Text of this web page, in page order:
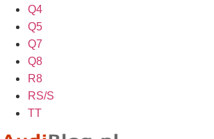
Q4
Q5
Q7
Q8
R8
RS/S
TT